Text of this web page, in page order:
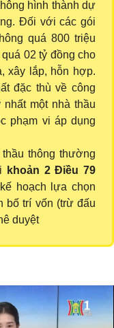
hình thành dự
Đối với các gói
quá 800 triệu
02 tỷ đồng cho
xây lắp, hỗn hợp.
đặc thù về công
một nhà thầu
phạm vi áp dụng
thông thường
khoản 2 Điều 79
hoạch lựa chọn
bố trí vốn (trừ đấu
duyệt